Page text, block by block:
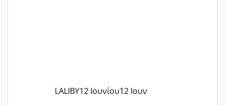
LALIBY12 Ιουνίου12 Ιουν